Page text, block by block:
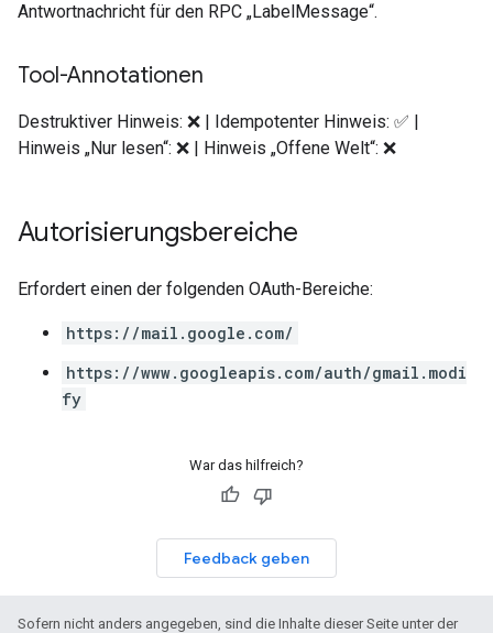
Antwortnachricht für den RPC „LabelMessage“.
Tool-Annotationen
Destruktiver Hinweis: ❌ | Idempotenter Hinweis: ✅ |
Hinweis „Nur lesen“: ❌ | Hinweis „Offene Welt“: ❌
Autorisierungsbereiche
Erfordert einen der folgenden OAuth-Bereiche:
https://mail.google.com/
https://www.googleapis.com/auth/gmail.modi
fy
War das hilfreich?
Feedback geben
Sofern nicht anders angegeben, sind die Inhalte dieser Seite unter der